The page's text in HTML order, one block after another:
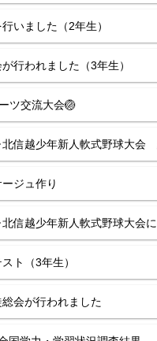
いました（2年生）
行われました（3年生）
ツ交流大会🏐
北信越少年新人軟式野球大会
ジュ作り
北信越少年新人軟式野球大会
ト（3年生）
会が行われました